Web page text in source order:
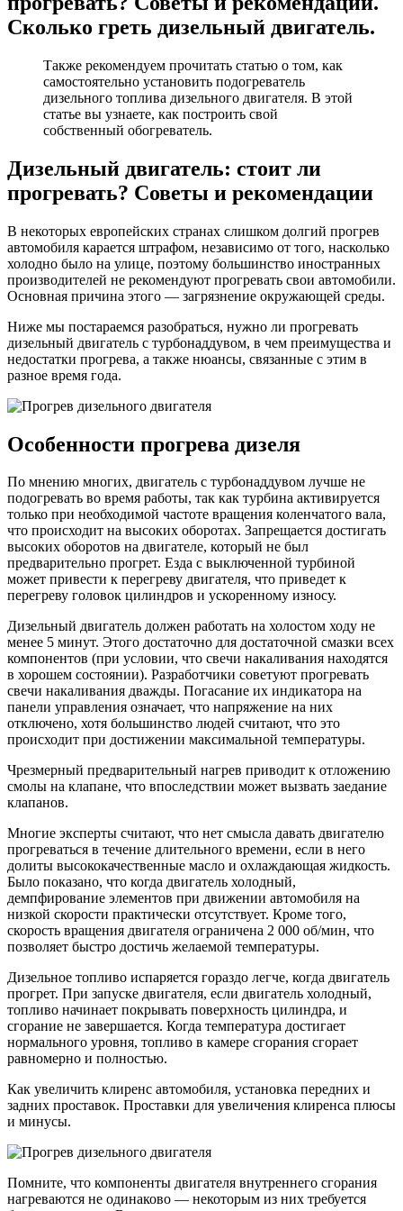
ли
Сколько
Сколько греть дизельный двигатель.
Также рекомендуем прочитать статью о том, как
самостоятельно установить подогреватель
дизельного топлива дизельного двигателя. В этой
статье вы узнаете, как построить свой
собственный обогреватель.
Дизельный двигатель: стоит ли
прогревать? Советы и рекомендации
В некоторых европейских странах слишком долгий прогрев
автомобиля карается штрафом, независимо от того, насколько
холодно было на улице, поэтому большинство иностранных
производителей не рекомендуют прогревать свои автомобили.
Основная причина этого — загрязнение окружающей среды.
Ниже мы постараемся разобраться, нужно ли прогревать
дизельный двигатель с турбонаддувом, в чем преимущества и
недостатки прогрева, а также нюансы, связанные с этим в
разное время года.
Особенности прогрева дизеля
По мнению многих, двигатель с турбонаддувом лучше не
подогревать во время работы, так как турбина активируется
только при необходимой частоте вращения коленчатого вала,
что происходит на высоких оборотах. Запрещается достигать
высоких оборотов на двигателе, который не был
предварительно прогрет. Езда с выключенной турбиной
может привести к перегреву двигателя, что приведет к
перегреву головок цилиндров и ускоренному износу.
Дизельный двигатель должен работать на холостом ходу не
менее 5 минут. Этого достаточно для достаточной смазки всех
компонентов (при условии, что свечи накаливания находятся
в хорошем состоянии). Разработчики советуют прогревать
свечи накаливания дважды. Погасание их индикатора на
панели управления означает, что напряжение на них
отключено, хотя большинство людей считают, что это
происходит при достижении максимальной температуры.
Чрезмерный предварительный нагрев приводит к отложению
смолы на клапане, что впоследствии может вызвать заедание
клапанов.
Многие эксперты считают, что нет смысла давать двигателю
прогреваться в течение длительного времени, если в него
долиты высококачественные масло и охлаждающая жидкость.
Было показано, что когда двигатель холодный,
демпфирование элементов при движении автомобиля на
низкой скорости практически отсутствует. Кроме того,
скорость вращения двигателя ограничена 2 000 об/мин, что
позволяет быстро достичь желаемой температуры.
Дизельное топливо испаряется гораздо легче, когда двигатель
прогрет. При запуске двигателя, если двигатель холодный,
топливо начинает покрывать поверхность цилиндра, и
сгорание не завершается. Когда температура достигает
нормального уровня, топливо в камере сгорания сгорает
равномерно и полностью.
Как увеличить клиренс автомобиля, установка передних и
задних проставок. Проставки для увеличения клиренса плюсы
и минусы.
Помните, что компоненты двигателя внутреннего сгорания
нагреваются не одинаково — некоторым из них требуется